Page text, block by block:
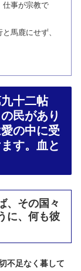
仕事が宗教で
馬鹿にせず、
九十二帖
民があり
の中に受
す。血と
、その国々
に、何も彼
不足なく暮して